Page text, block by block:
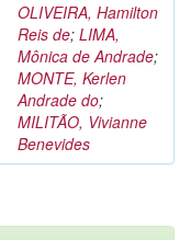
OLIVEIRA, Hamilton
Reis de; LIMA,
Mônica de Andrade;
MONTE, Kerlen
Andrade do;
MILITÃO, Vivianne
Benevides